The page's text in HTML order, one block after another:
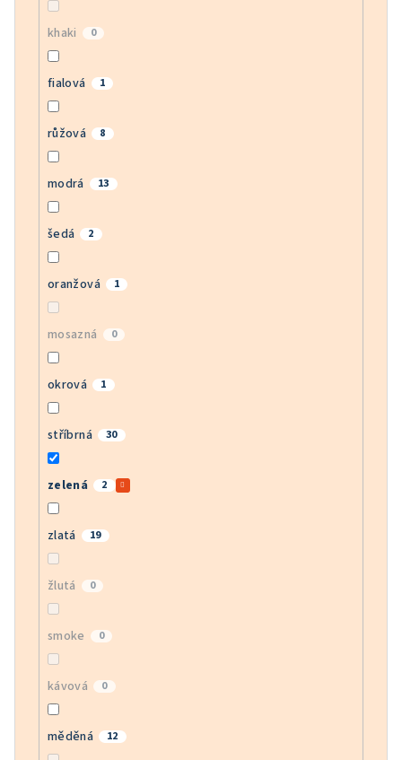
khaki 0
fialová 1
růžová 8
modrá 13
šedá 2
oranžová 1
mosazná 0
okrová 1
stříbrná 30
zelená 2
zlatá 19
žlutá 0
smoke 0
kávová 0
měděná 12